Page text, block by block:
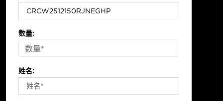
数量:
姓名: